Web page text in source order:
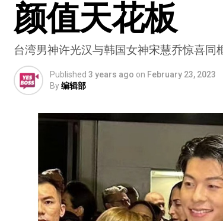
颜值天花板
台湾男神许光汉与韩国女神宋慧乔惊喜同
Published 3 years ago on February 23, 2023
By编辑部